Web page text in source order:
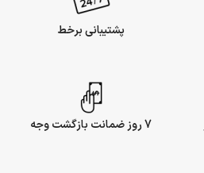
پشتیبانی برخط
7 روز ضمانت بازگشت وجه